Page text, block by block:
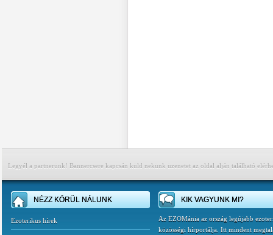
Legyél a partnerünk! Bannercsere kapcsán küld nekünk üzenetet az oldal alján található
NÉZZ KÖRÜL NÁLUNK
Ezoterikus hírek
KIK VAGYUNK MI?
Az EZOMánia az ország legújabb
közösségi hírportálja. Itt mindent